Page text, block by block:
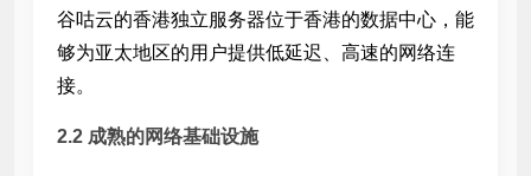
谷咕云的香港独立服务器位于香港的数据中心，能
够为亚太地区的用户提供低延迟、高速的网络连
接。
2.2 成熟的网络基础设施